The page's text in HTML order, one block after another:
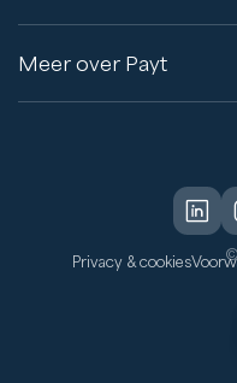
Meer over Payt
©
Privacy & cookies